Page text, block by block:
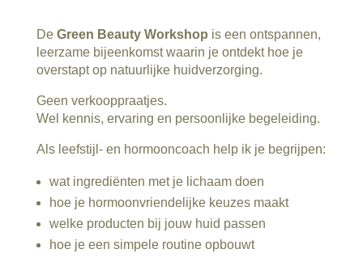
De Green Beauty Workshop is een ontspannen,
leerzame bijeenkomst waarin je ontdekt hoe je
overstapt op natuurlijke huidverzorging.
Geen verkooppraatjes.
Wel kennis, ervaring en persoonlijke begeleiding.
Als leefstijl- en hormooncoach help ik je begrijpen:
wat ingrediënten met je lichaam doen
hoe je hormoonvriendelijke keuzes maakt
welke producten bij jouw huid passen
hoe je een simpele routine opbouwt